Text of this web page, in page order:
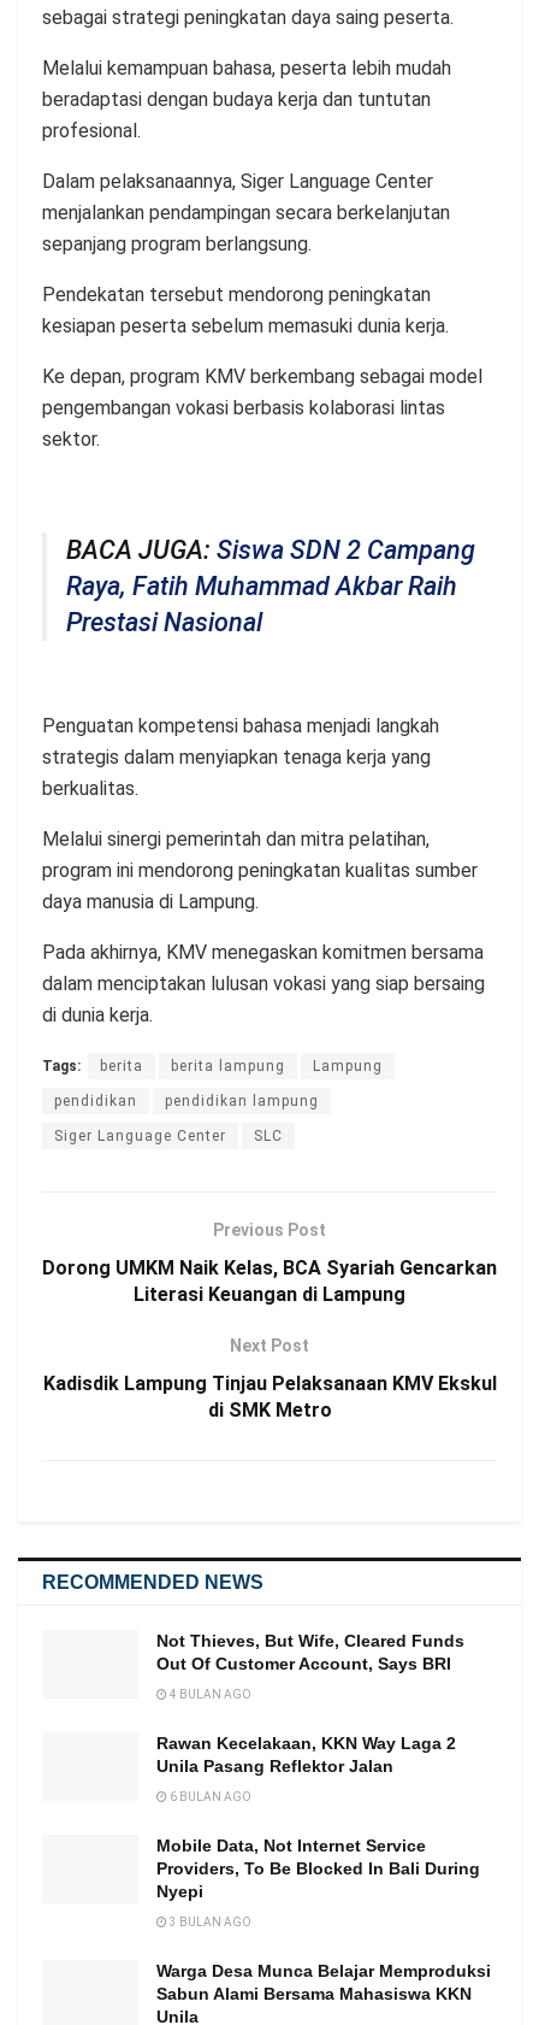
sebagai strategi peningkatan daya saing peserta.
Melalui kemampuan bahasa, peserta lebih mudah
beradaptasi dengan budaya kerja dan tuntutan
profesional.
Dalam pelaksanaannya, Siger Language Center
menjalankan pendampingan secara berkelanjutan
sepanjang program berlangsung.
Pendekatan tersebut mendorong peningkatan
kesiapan peserta sebelum memasuki dunia kerja.
Ke depan, program KMV berkembang sebagai model
pengembangan vokasi berbasis kolaborasi lintas
sektor.
BACA JUGA: Siswa SDN 2 Campang
Raya, Fatih Muhammad Akbar Raih
Prestasi Nasional
Penguatan kompetensi bahasa menjadi langkah
strategis dalam menyiapkan tenaga kerja yang
berkualitas.
Melalui sinergi pemerintah dan mitra pelatihan,
program ini mendorong peningkatan kualitas sumber
daya manusia di Lampung.
Pada akhirnya, KMV menegaskan komitmen bersama
dalam menciptakan lulusan vokasi yang siap bersaing
di dunia kerja.
Tags: berita berita lampung Lampung
pendidikan pendidikan lampung
Siger Language Center SLC
Previous Post
Dorong UMKM Naik Kelas, BCA Syariah Gencarkan
Literasi Keuangan di Lampung
Next Post
Kadisdik Lampung Tinjau Pelaksanaan KMV Ekskul
di SMK Metro
RECOMMENDED NEWS
Not Thieves, But Wife, Cleared Funds
Out Of Customer Account, Says BRI
4 BULAN AGO
Rawan Kecelakaan, KKN Way Laga 2
Unila Pasang Reflektor Jalan
6 BULAN AGO
Mobile Data, Not Internet Service
Providers, To Be Blocked In Bali During
Nyepi
3 BULAN AGO
Warga Desa Munca Belajar Memproduksi
Sabun Alami Bersama Mahasiswa KKN
Unila